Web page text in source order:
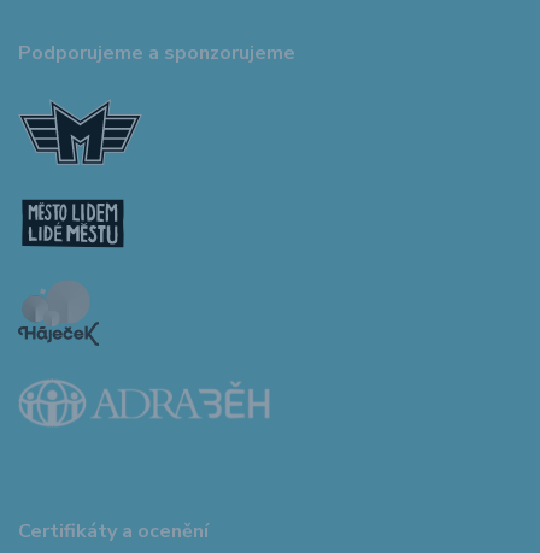
Podporujeme a sponzorujeme
Certifikáty a ocenění